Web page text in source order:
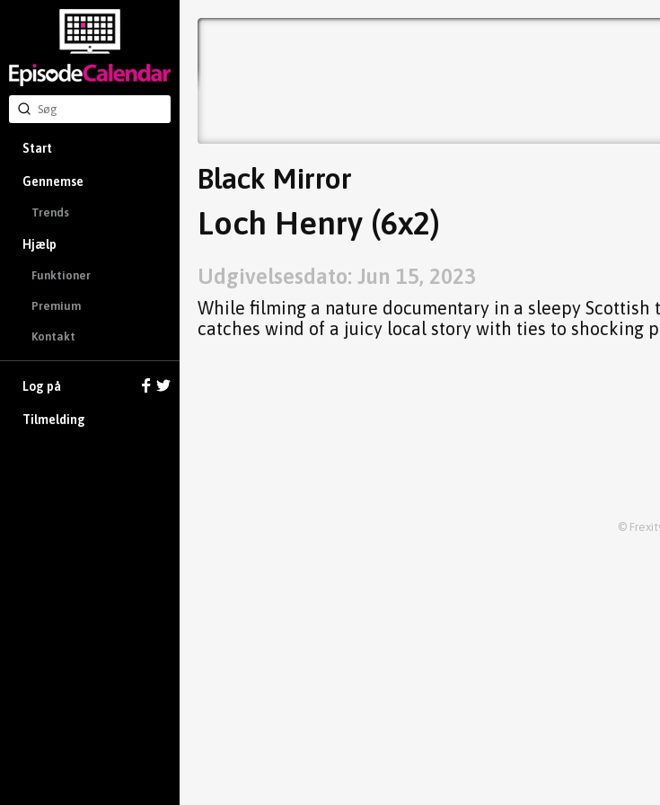
Start
Gennemse
Trends
Hjælp
Funktioner
Premium
Kontakt
Log på
Tilmelding
Black Mirror
Loch Henry (6x2)
Udgivelsesdato: Jun 15, 2023
While filming a nature documentary in a sleepy Scottish
catches wind of a juicy local story with ties to shocking
©